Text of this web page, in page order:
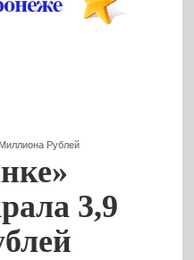
Рублей
3,9